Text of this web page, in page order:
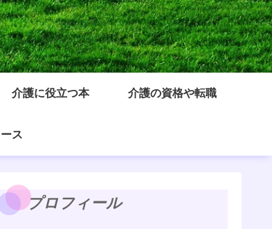
介護に役立つ本 介護の資格や転職
ス
プロフィール